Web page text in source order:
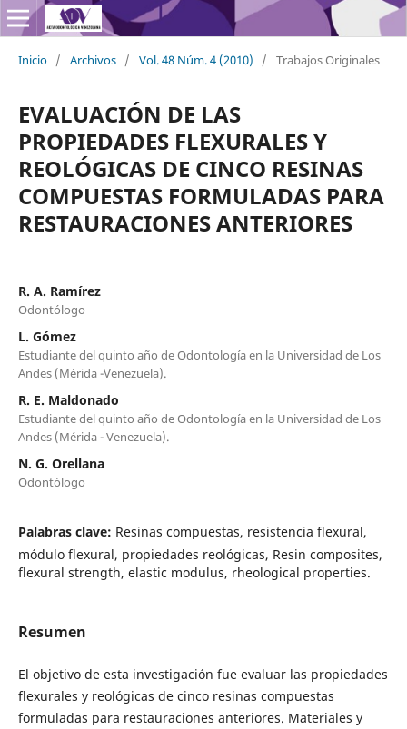
Inicio / Archivos / Vol. 48 Núm. 4 (2010) / Trabajos Originales
EVALUACIÓN DE LAS
PROPIEDADES FLEXURALES Y
REOLÓGICAS DE CINCO RESINAS
COMPUESTAS FORMULADAS PARA
RESTAURACIONES ANTERIORES
R. A. Ramírez
Odontólogo
L. Gómez
Estudiante del quinto año de Odontología en la Universidad de Los
Andes (Mérida -Venezuela).
R. E. Maldonado
Estudiante del quinto año de Odontología en la Universidad de Los
Andes (Mérida - Venezuela).
N. G. Orellana
Odontólogo
Palabras clave: Resinas compuestas, resistencia flexural,
módulo flexural, propiedades reológicas, Resin composites,
flexural strength, elastic modulus, rheological properties.
Resumen
El objetivo de esta investigación fue evaluar las propiedades
flexurales y reológicas de cinco resinas compuestas
formuladas para restauraciones anteriores. Materiales y